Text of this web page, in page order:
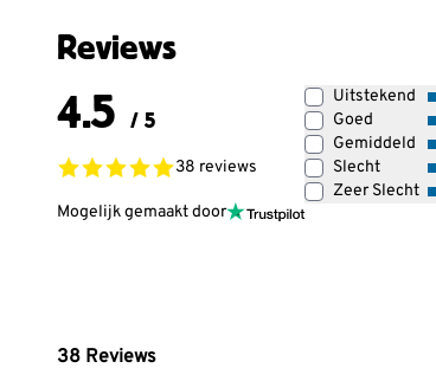
Reviews
4.5 / 5
38 reviews
Mogelijk gemaakt door
Uitstekend
Goed
Gemiddeld
Slecht
Zeer Slecht
38 Reviews